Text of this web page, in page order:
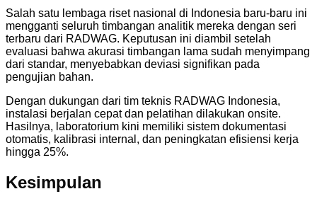
Salah satu lembaga riset nasional di Indonesia baru-baru ini
mengganti seluruh timbangan analitik mereka dengan seri
terbaru dari RADWAG. Keputusan ini diambil setelah
evaluasi bahwa akurasi timbangan lama sudah menyimpang
dari standar, menyebabkan deviasi signifikan pada
pengujian bahan.
Dengan dukungan dari tim teknis RADWAG Indonesia,
instalasi berjalan cepat dan pelatihan dilakukan onsite.
Hasilnya, laboratorium kini memiliki sistem dokumentasi
otomatis, kalibrasi internal, dan peningkatan efisiensi kerja
hingga 25%.
Kesimpulan